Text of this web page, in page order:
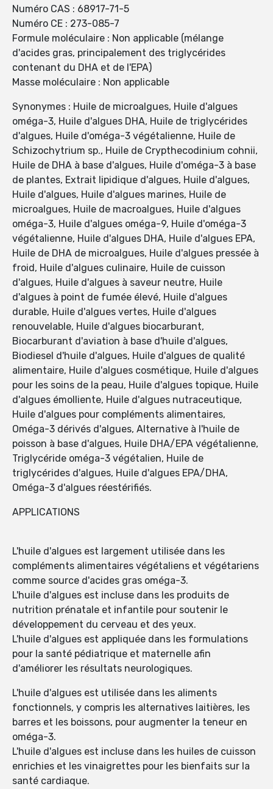
Numéro CAS : 68917-71-5
Numéro CE : 273-085-7
Formule moléculaire : Non applicable (mélange
d'acides gras, principalement des triglycérides
contenant du DHA et de l'EPA)
Masse moléculaire : Non applicable
Synonymes : Huile de microalgues, Huile d'algues
oméga-3, Huile d'algues DHA, Huile de triglycérides
d'algues, Huile d'oméga-3 végétalienne, Huile de
Schizochytrium sp., Huile de Crypthecodinium cohnii,
Huile de DHA à base d'algues, Huile d'oméga-3 à base
de plantes, Extrait lipidique d'algues, Huile d'algues,
Huile d'algues, Huile d'algues marines, Huile de
microalgues, Huile de macroalgues, Huile d'algues
oméga-3, Huile d'algues oméga-9, Huile d'oméga-3
végétalienne, Huile d'algues DHA, Huile d'algues EPA,
Huile de DHA de microalgues, Huile d'algues pressée à
froid, Huile d'algues culinaire, Huile de cuisson
d'algues, Huile d'algues à saveur neutre, Huile
d'algues à point de fumée élevé, Huile d'algues
durable, Huile d'algues vertes, Huile d'algues
renouvelable, Huile d'algues biocarburant,
Biocarburant d'aviation à base d'huile d'algues,
Biodiesel d'huile d'algues, Huile d'algues de qualité
alimentaire, Huile d'algues cosmétique, Huile d'algues
pour les soins de la peau, Huile d'algues topique, Huile
d'algues émolliente, Huile d'algues nutraceutique,
Huile d'algues pour compléments alimentaires,
Oméga-3 dérivés d'algues, Alternative à l'huile de
poisson à base d'algues, Huile DHA/EPA végétalienne,
Triglycéride oméga-3 végétalien, Huile de
triglycérides d'algues, Huile d'algues EPA/DHA,
Oméga-3 d'algues réestérifiés.
APPLICATIONS
L'huile d'algues est largement utilisée dans les
compléments alimentaires végétaliens et végétariens
comme source d'acides gras oméga-3.
L'huile d'algues est incluse dans les produits de
nutrition prénatale et infantile pour soutenir le
développement du cerveau et des yeux.
L'huile d'algues est appliquée dans les formulations
pour la santé pédiatrique et maternelle afin
d'améliorer les résultats neurologiques.
L'huile d'algues est utilisée dans les aliments
fonctionnels, y compris les alternatives laitières, les
barres et les boissons, pour augmenter la teneur en
oméga-3.
L'huile d'algues est incluse dans les huiles de cuisson
enrichies et les vinaigrettes pour les bienfaits sur la
santé cardiaque.